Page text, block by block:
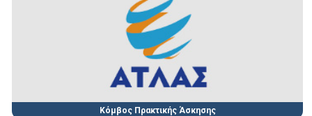
Κόμβος Πρακτικής Άσκησης